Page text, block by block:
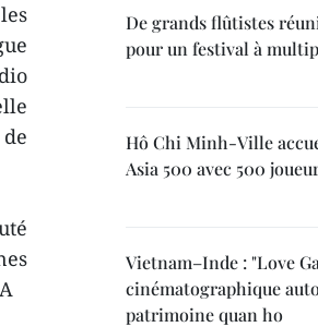
De grands flûtistes
pour un festival à
Hô Chi Minh-Ville
Asia 500 avec 500
Vietnam–Inde : "Love
cinématographique
patrimoine quan ho